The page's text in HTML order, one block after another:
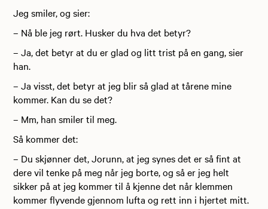
Jeg smiler, og sier:
– Nå ble jeg rørt. Husker du hva det betyr?
– Ja, det betyr at du er glad og litt trist på en gang, sier
han.
– Ja visst, det betyr at jeg blir så glad at tårene mine
kommer. Kan du se det?
– Mm, han smiler til meg.
Så kommer det:
– Du skjønner det, Jorunn, at jeg synes det er så fint at
dere vil tenke på meg når jeg borte, og så er jeg helt
sikker på at jeg kommer til å kjenne det når klemmen
kommer flyvende gjennom lufta og rett inn i hjertet mitt.